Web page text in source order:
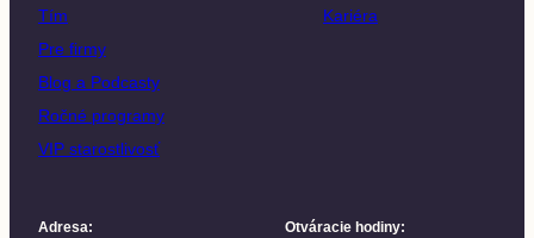
Tím
Pre firmy
Blog a Podcasty
Ročné programy
VIP starostlivosť
Kariéra
Adresa:
Otváracie hodiny: